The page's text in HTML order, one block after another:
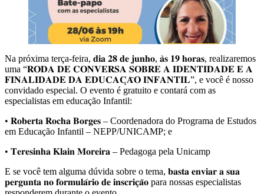
Na próxima terça-feira, 𝐝𝐢𝐚 𝟐𝟖 𝐝𝐞 𝐣𝐮𝐧𝐡𝐨, 𝐚̀𝐬 𝟏𝟗 𝐡𝐨𝐫𝐚𝐬, realizaremos
uma “𝐑𝐎𝐃𝐀 𝐃𝐄 𝐂𝐎𝐍𝐕𝐄𝐑𝐒𝐀 𝐒𝐎𝐁𝐑𝐄 𝐀 𝐈𝐃𝐄𝐍𝐓𝐈𝐃𝐀𝐃𝐄 𝐄 𝐀
𝐅𝐈𝐍𝐀𝐋𝐈𝐃𝐀𝐃𝐄 𝐃𝐀 𝐄𝐃𝐔𝐂𝐀𝐂̧𝐀̃𝐎 𝐈𝐍𝐅𝐀𝐍𝐓𝐈𝐋”, e você é nosso
convidado especial. O evento é gratuito e contará com as
especialistas em educação Infantil:
• 𝐑𝐨𝐛𝐞𝐫𝐭𝐚 𝐑𝐨𝐜𝐡𝐚 𝐁𝐨𝐫𝐠𝐞𝐬 – Coordenadora do Programa de Estudos
em Educação Infantil – NEPP/UNICAMP; e
• 𝐓𝐞𝐫𝐞𝐬𝐢𝐧𝐡𝐚 𝐊𝐥𝐚𝐢𝐧 𝐌𝐨𝐫𝐞𝐢𝐫𝐚 – Pedagoga pela Unicamp
E se você tem alguma dúvida sobre o tema, 𝐛𝐚𝐬𝐭𝐚 𝐞𝐧𝐯𝐢𝐚𝐫 𝐚 𝐬𝐮𝐚
𝐩𝐞𝐫𝐠𝐮𝐧𝐭𝐚 𝐧𝐨 𝐟𝐨𝐫𝐦𝐮𝐥𝐚́𝐫𝐢𝐨 𝐝𝐞 𝐢𝐧𝐬𝐜𝐫𝐢𝐜̧𝐚̃𝐨 para nossas especialistas